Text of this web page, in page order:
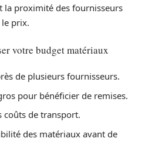
la proximité des fournisseurs
prix.
votre budget matériaux
de plusieurs fournisseurs.
pour bénéficier de remises.
coûts de transport.
des matériaux avant de